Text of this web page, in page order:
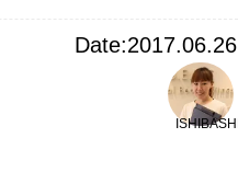
Date:2017.06.26
ISHIBASHI